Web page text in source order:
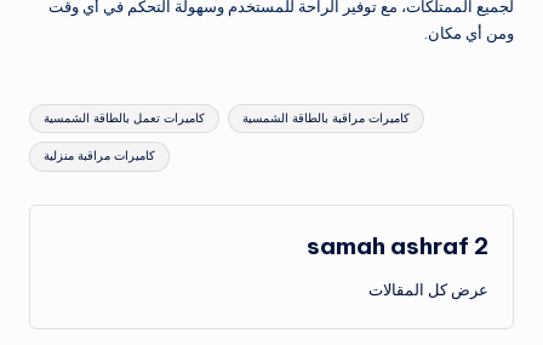
لجميع الممتلكات، مع توفير الراحة للمستخدم وسهولة التحكم في أي وقت
ومن أي مكان.
كاميرات تعمل بالطاقة الشمسية كاميرات مراقبة بالطاقة الشمسية
كاميرات مراقبة منزلية
samah ashraf 2
عرض كل المقالات